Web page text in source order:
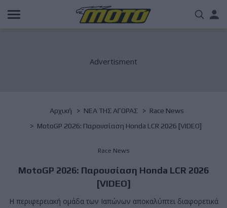
Παράκαμψη
προς
Breadcrumb
Αρχική NΕΑ ΤΗΣ ΑΓΟΡΑΣ
Race News
MotoGP 2026: Παρουσίαση Honda LCR 2026 [VIDEO]
Race News
MotoGP 2026: Παρουσίαση Honda LCR 2026
[VIDEO]
Η περιφερειακή ομάδα των Ιαπώνων αποκαλύπτει διαφορετικά